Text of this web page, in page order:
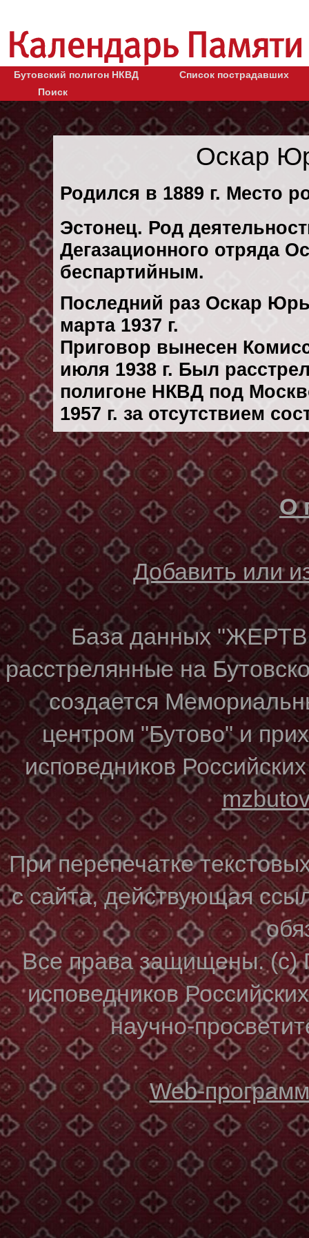
Бутовский полигон НКВД
Список пострадавших
Поиск
Оскар
Родился в 1889 г. Место
Эстонец. Род
Дегазационного отряда
беспартийным.
Последний раз Оскар
марта 1937 г.
Приговор вынесен
июля 1938 г. Был
полигоне НКВД под
1957 г. за отсутствием
О
Добавить или
База данных
расстрелянные на
создается
центром "Бутово" и
исповедников
При перепечатке
с сайта, действующая
Все права защищены. (с)
исповедников
научно-
Web-